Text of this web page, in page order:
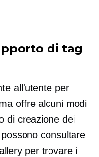
di tag
all'utente per
offre alcuni modi
di creazione dei
consultare
per trovare i